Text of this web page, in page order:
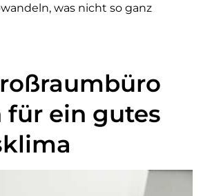
was nicht so ganz
für ein gutes